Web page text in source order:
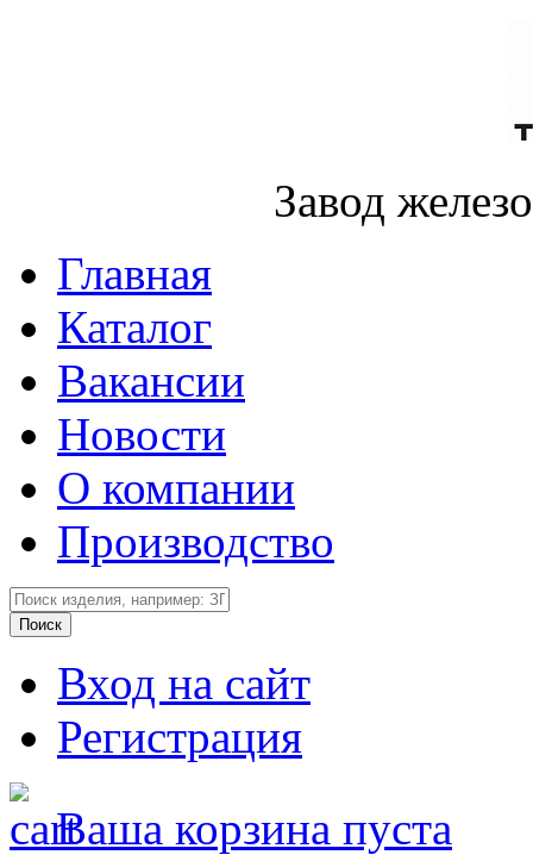
Завод
Главная
Каталог
Вакансии
Новости
О компании
Производство
Вход на сайт
Регистрация
Ваша корзина пуста